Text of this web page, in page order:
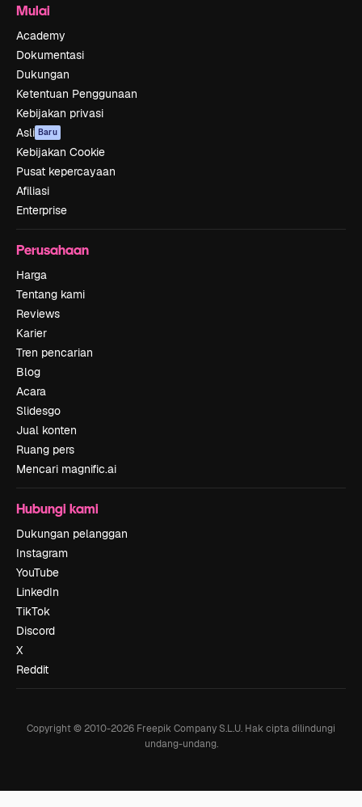
Mulai
Academy
Dokumentasi
Dukungan
Ketentuan Penggunaan
Kebijakan privasi
Asli Baru
Kebijakan Cookie
Pusat kepercayaan
Afiliasi
Enterprise
Perusahaan
Harga
Tentang kami
Reviews
Karier
Tren pencarian
Blog
Acara
Slidesgo
Jual konten
Ruang pers
Mencari magnific.ai
Hubungi kami
Dukungan pelanggan
Instagram
YouTube
LinkedIn
TikTok
Discord
X
Reddit
Copyright © 2010-2026 Freepik Company S.L.U. Hak cipta dilindungi
undang-undang.